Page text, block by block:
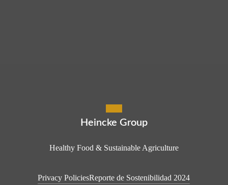
Heincke Group
Healthy Food & Sustainable Agriculture
Privacy PoliciesReporte de Sostenibilidad 2024